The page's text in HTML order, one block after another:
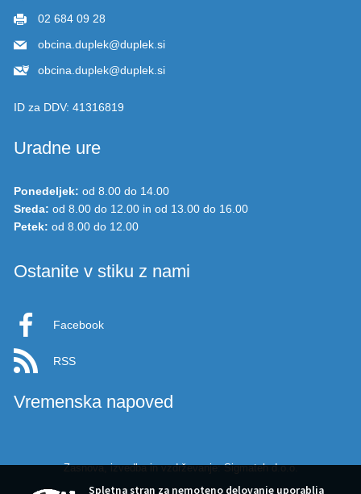
02 684 09 28
obcina.duplek@duplek.si
obcina.duplek@duplek.si
ID za DDV: 41316819
Uradne ure
Ponedeljek: od 8.00 do 14.00
Sreda: od 8.00 do 12.00 in od 13.00 do 16.00
Petek: od 8.00 do 12.00
Ostanite v stiku z nami
Facebook
RSS
Vremenska napoved
Zasnova, izvedba in vzdrževanje: Sigmateh d.o.o.
Spletna stran za nemoteno delovanje uporablja